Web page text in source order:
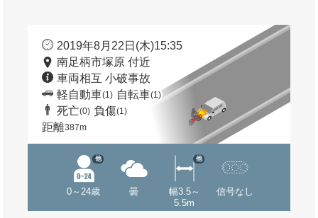
2019年8月22日(木)15:35
南足柄市塚原 付近
車両相互 小破事故
軽自動車(1) 自転車(1)
死亡(0) 負傷(1)
距離387m
0～24歳
他
曇
幅3.5～
5.5m
他
信号なし